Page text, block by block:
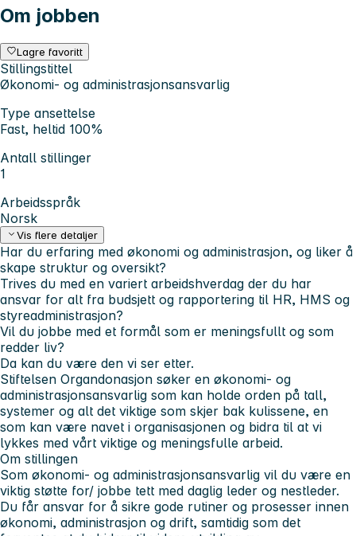
Om jobben
Lagre favoritt
Stillingstittel
Økonomi- og administrasjonsansvarlig
Type ansettelse
Fast, heltid 100%
Antall stillinger
1
Arbeidsspråk
Norsk
Vis flere detaljer
Har du erfaring med økonomi og administrasjon, og liker å
skape struktur og oversikt?
Trives du med en variert arbeidshverdag der du har
ansvar for alt fra budsjett og rapportering til HR, HMS og
styreadministrasjon?
Vil du jobbe med et formål som er meningsfullt og som
redder liv?
Da kan du være den vi ser etter.
Stiftelsen Organdonasjon søker en økonomi- og
administrasjonsansvarlig som kan holde orden på tall,
systemer og alt det viktige som skjer bak kulissene, en
som kan være navet i organisasjonen og bidra til at vi
lykkes med vårt viktige og meningsfulle arbeid.
Om stillingen
Som økonomi- og administrasjonsansvarlig vil du være en
viktig støtte for/ jobbe tett med daglig leder og nestleder.
Du får ansvar for å sikre gode rutiner og prosesser innen
økonomi, administrasjon og drift, samtidig som det